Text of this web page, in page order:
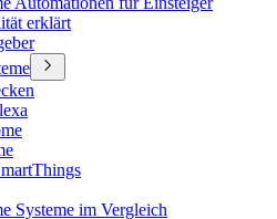
erklärt
Systeme im Vergleich